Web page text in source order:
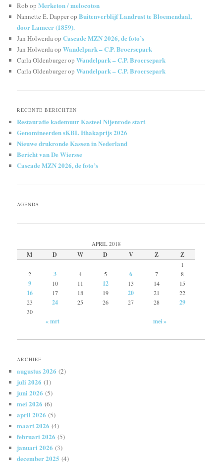
Rob opMerketon / melocoton
Nannette E. DapperopBuitenverblijf Landrust te Bloemendaal,
door Lameer (1859).
Jan HolwerdaopCascade MZN 2026, de foto’s
Jan HolwerdaopWandelpark – C.P. Broersepark
Carla OldenburgeropWandelpark – C.P. Broersepark
Carla OldenburgeropWandelpark – C.P. Broersepark
RECENTE BERICHTEN
Restauratie kademuur Kasteel Nijenrode start
Genomineerden sKBL Ithakaprijs 2026
Nieuwe drukronde Kassen in Nederland
Bericht van De Wiersse
Cascade MZN 2026, de foto’s
AGENDA
APRIL 2018
M D W D V Z Z
1
2
3 4 5 6 7 8
9 10 11 12 13 14 15
16 17 18 19 20 21
22
23
24 25 26 27 28 29
30
« mrt mei »
ARCHIEF
augustus 2026 (2)
juli 2026 (1)
juni 2026 (5)
mei 2026 (6)
april 2026 (5)
maart 2026 (4)
februari 2026 (5)
januari 2026 (3)
december 2025 (4)